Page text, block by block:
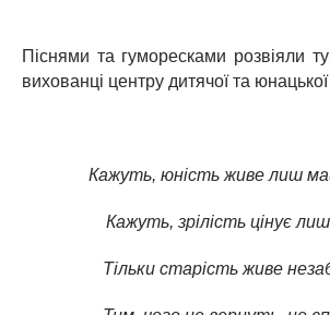
Піснями та гуморесками розвіяли
вихованці центру дитячої та юнацької
Кажуть, юність живе лиш
Кажуть, зрілість цінує
Тільки старість живе